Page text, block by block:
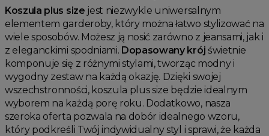
Koszula plus size jest niezwykle uniwersalnym
elementem garderoby, który można łatwo stylizować na
wiele sposobów. Możesz ją nosić zarówno z jeansami, jak i
z eleganckimi spodniami. Dopasowany krój świetnie
komponuje się z różnymi stylami, tworząc modny i
wygodny zestaw na każdą okazję. Dzięki swojej
wszechstronności, koszula plus size będzie idealnym
wyborem na każdą porę roku. Dodatkowo, nasza
szeroka oferta pozwala na dobór idealnego wzoru,
który podkreśli Twój indywidualny styl i sprawi, że każda